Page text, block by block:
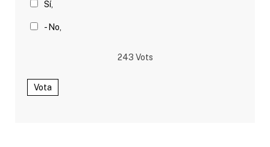
Sí,
- No,
243 Vots
Vota